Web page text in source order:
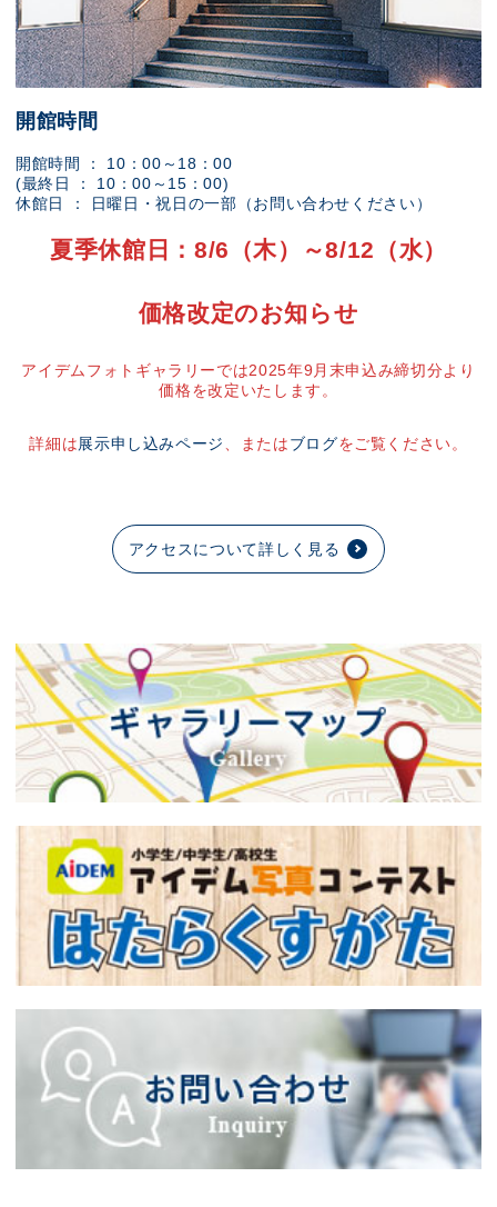
開館時間
開館時間 ： 10：00～18：00
(最終日 ： 10：00～15：00)
休館日 ： 日曜日・祝日の一部（お問い合わせください）
夏季休館日：8/6（木）～8/12（水）
価格改定のお知らせ
アイデムフォトギャラリーでは2025年9月末申込み締切分より
価格を改定いたします。
詳細は展示申し込みページ 、またはブログをご覧ください。
アクセスについて詳しく見る